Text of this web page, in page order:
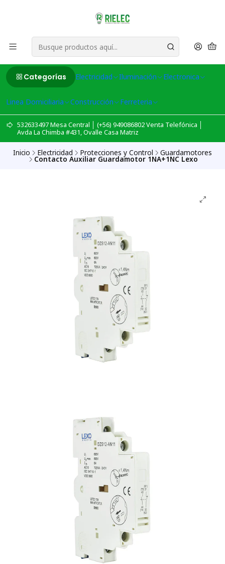
Categorías Electricidad Iluminación Electronica
Linea Domiciliaria Construcción Ferreteria
532633497 Mesa Central │ (+56) 949086802 Venta Telefónica │
Avda La Chimba #431, Ovalle Casa Matriz
Inicio Electricidad Protecciones y Control Guardamotores
Contacto Auxiliar Guardamotor 1NA+1NC Lexo